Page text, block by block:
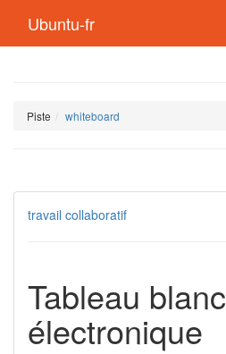
Ubuntu-fr
Piste whiteboard
travail collaboratif
Tableau blanc
électronique